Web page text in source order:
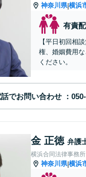
神奈川県|横浜
有責
【平日初回相
権、婚姻費用
ください。
話でお問い合わせ
金 正徳 弁護
横浜合同法律事務所
神奈川県|横浜